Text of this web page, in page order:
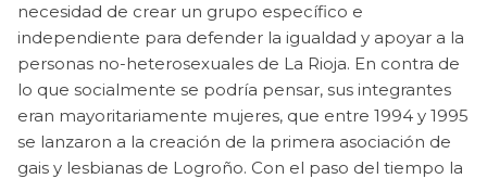
necesidad de crear un grupo específico e
independiente para defender la igualdad y apoyar a la
personas no-heterosexuales de La Rioja. En contra de
lo que socialmente se podría pensar, sus integrantes
eran mayoritariamente mujeres, que entre 1994 y 1995
se lanzaron a la creación de la primera asociación de
gais y lesbianas de Logroño. Con el paso del tiempo la